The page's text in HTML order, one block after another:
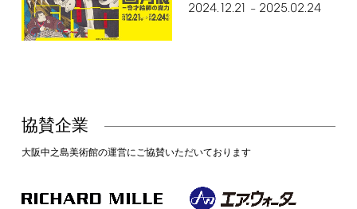
2024.12.21 – 2025.02.24
協賛企業
大阪中之島美術館の運営にご協賛いただいております